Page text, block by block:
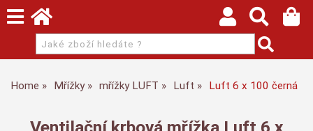
Home Mřížky mřížky LUFT Luft Luft 6 x 100 černá